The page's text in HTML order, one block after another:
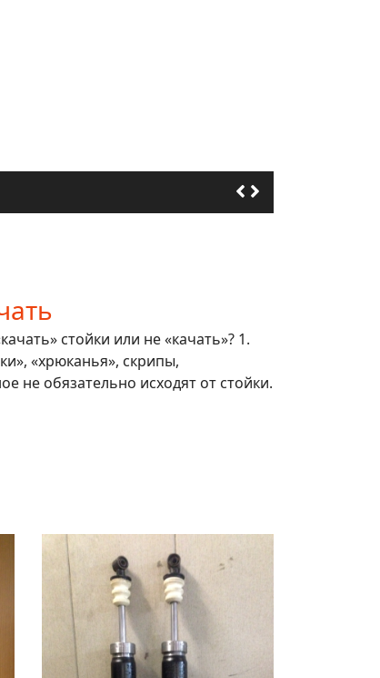
стойки или не «качать»? 1.
«хрюканья», скрипы,
не обязательно исходят от стойки.